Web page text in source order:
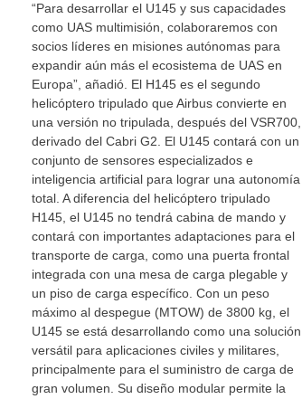
“Para desarrollar el U145 y sus capacidades
como UAS multimisión, colaboraremos con
socios líderes en misiones autónomas para
expandir aún más el ecosistema de UAS en
Europa”, añadió. El H145 es el segundo
helicóptero tripulado que Airbus convierte en
una versión no tripulada, después del VSR700,
derivado del Cabri G2. El U145 contará con un
conjunto de sensores especializados e
inteligencia artificial para lograr una autonomía
total. A diferencia del helicóptero tripulado
H145, el U145 no tendrá cabina de mando y
contará con importantes adaptaciones para el
transporte de carga, como una puerta frontal
integrada con una mesa de carga plegable y
un piso de carga específico. Con un peso
máximo al despegue (MTOW) de 3800 kg, el
U145 se está desarrollando como una solución
versátil para aplicaciones civiles y militares,
principalmente para el suministro de carga de
gran volumen. Su diseño modular permite la